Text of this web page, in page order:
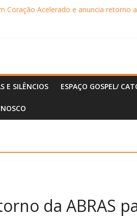
Coração Acelerado e anuncia
E SILÊNCIOS ESPAÇO GOSPEL/
da ABRAS